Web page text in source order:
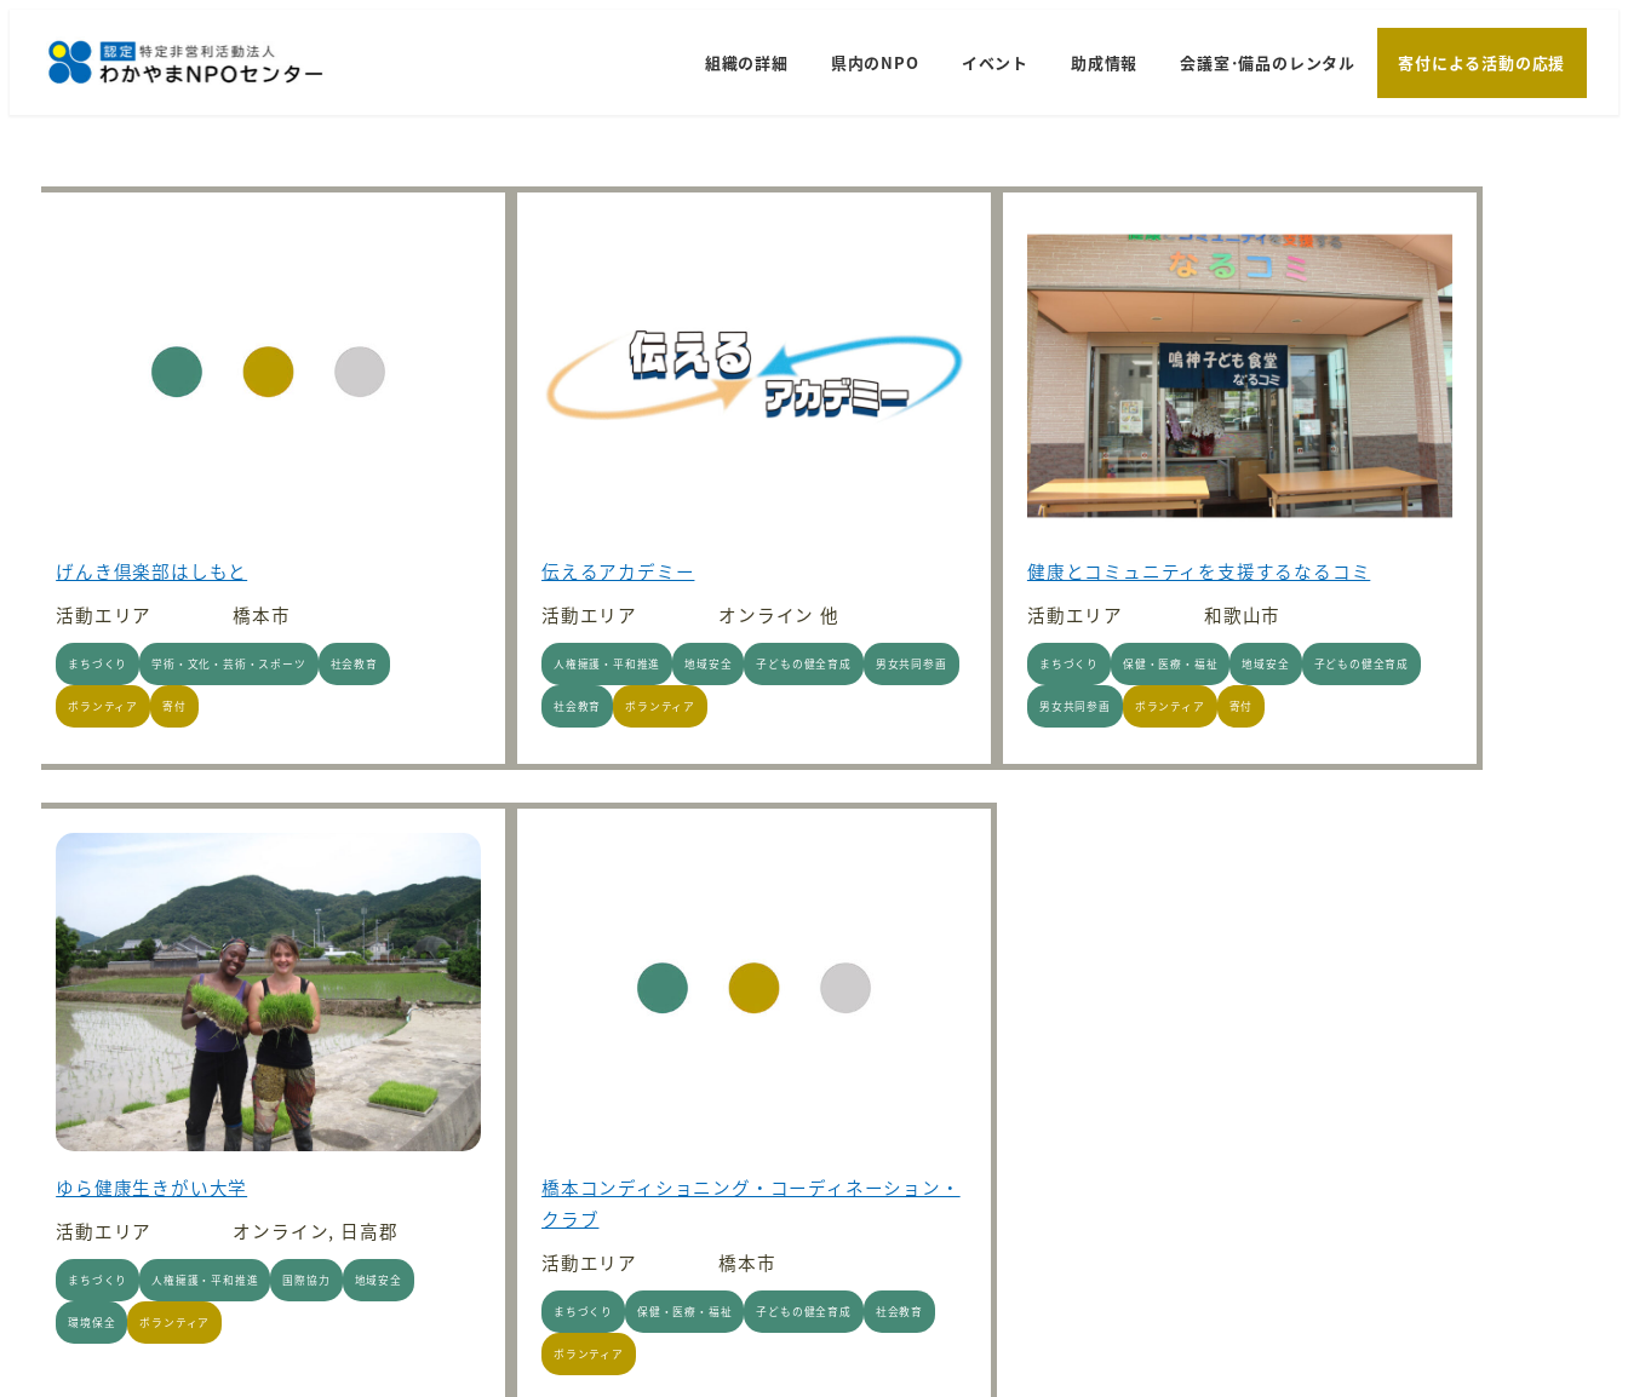
組織の詳細 県内のNPO イベント 助成情報 会議室･備品のレンタル 寄付による活動の応援
げんき倶楽部はしもと
活動エリア
橋本市
まちづくり 学術・文化・芸術・スポーツ 社会教育
ボランティア 寄付
伝えるアカデミー
活動エリア
オンライン 他
人権擁護・平和推進 地域安全 子どもの健全育成 男女共同参画
社会教育 ボランティア
健康とコミュニティを支援するなるコミ
活動エリア
和歌山市
まちづくり 保健・医療・福祉 地域安全 子どもの健全育成
男女共同参画 ボランティア 寄付
ゆら健康生きがい大学
活動エリア
オンライン, 日高郡
まちづくり 人権擁護・平和推進 国際協力 地域安全
環境保全 ボランティア
橋本コンディショニング・コーディネーション・
クラブ
活動エリア
橋本市
まちづくり 保健・医療・福祉 子どもの健全育成 社会教育
ボランティア